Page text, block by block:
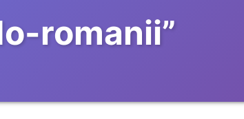
romanii”